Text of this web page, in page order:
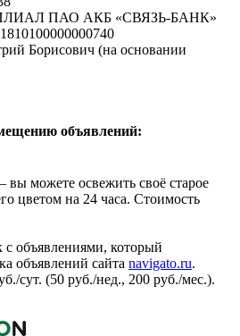
ПАО АКБ «СВЯЗЬ-БАНК»
Борисович (на основании
объявлений:
вы можете освежить своё старое
цветом на 24 часа. Стоимость
с объявлениями, который
объявлений сайта navigato.ru.
сут. (50 руб./нед., 200 руб./мес.).